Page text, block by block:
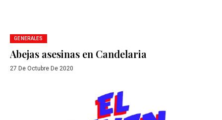
GENERALES
Abejas asesinas en Candelaria
27 De Octubre De 2020